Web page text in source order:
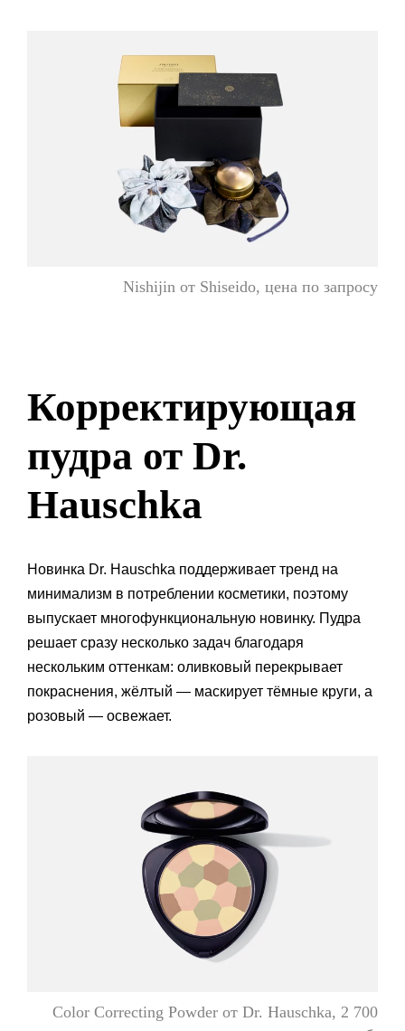
Nishijin от Shiseido, цена по запросу
Корректирующая
пудра от Dr.
Hauschka
Новинка Dr. Hauschka поддерживает тренд на
минимализм в потреблении косметики, поэтому
выпускает многофункциональную новинку. Пудра
решает сразу несколько задач благодаря
нескольким оттенкам: оливковый перекрывает
покраснения, жёлтый — маскирует тёмные круги, а
розовый — освежает.
Color Correcting Powder от Dr. Hauschka, 2 700